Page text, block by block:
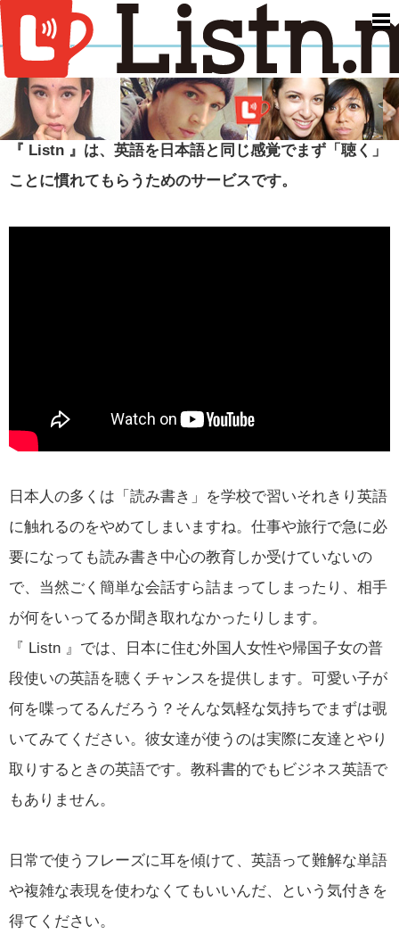
ABOUT
『 Listn 』は、英語を日本語と同じ感覚でまず「聴く」
ことに慣れてもらうためのサービスです。
日本人の多くは「読み書き」を学校で習いそれきり英語
に触れるのをやめてしまいますね。仕事や旅行で急に必
要になっても読み書き中心の教育しか受けていないの
で、当然ごく簡単な会話すら詰まってしまったり、相手
が何をいってるか聞き取れなかったりします。
『 Listn 』では、日本に住む外国人女性や帰国子女の普
段使いの英語を聴くチャンスを提供します。可愛い子が
何を喋ってるんだろう？そんな気軽な気持ちでまずは覗
いてみてください。彼女達が使うのは実際に友達とやり
取りするときの英語です。教科書的でもビジネス英語で
もありません。
日常で使うフレーズに耳を傾けて、英語って難解な単語
や複雑な表現を使わなくてもいいんだ、という気付きを
得てください。